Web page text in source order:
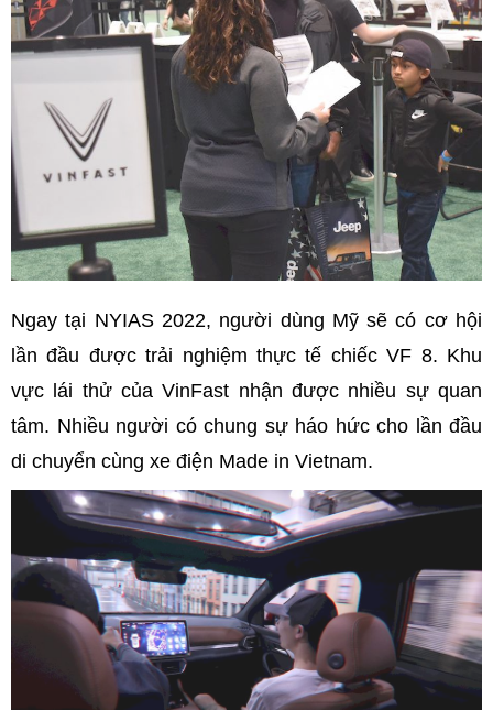
Ngay tại NYIAS 2022, người dùng Mỹ sẽ có cơ hội
lần đầu được trải nghiệm thực tế chiếc VF 8. Khu
vực lái thử của VinFast nhận được nhiều sự quan
tâm. Nhiều người có chung sự háo hức cho lần đầu
di chuyển cùng xe điện Made in Vietnam.